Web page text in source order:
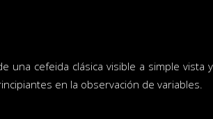
una cefeida clásica visible a simple vista
en la observación de variables.